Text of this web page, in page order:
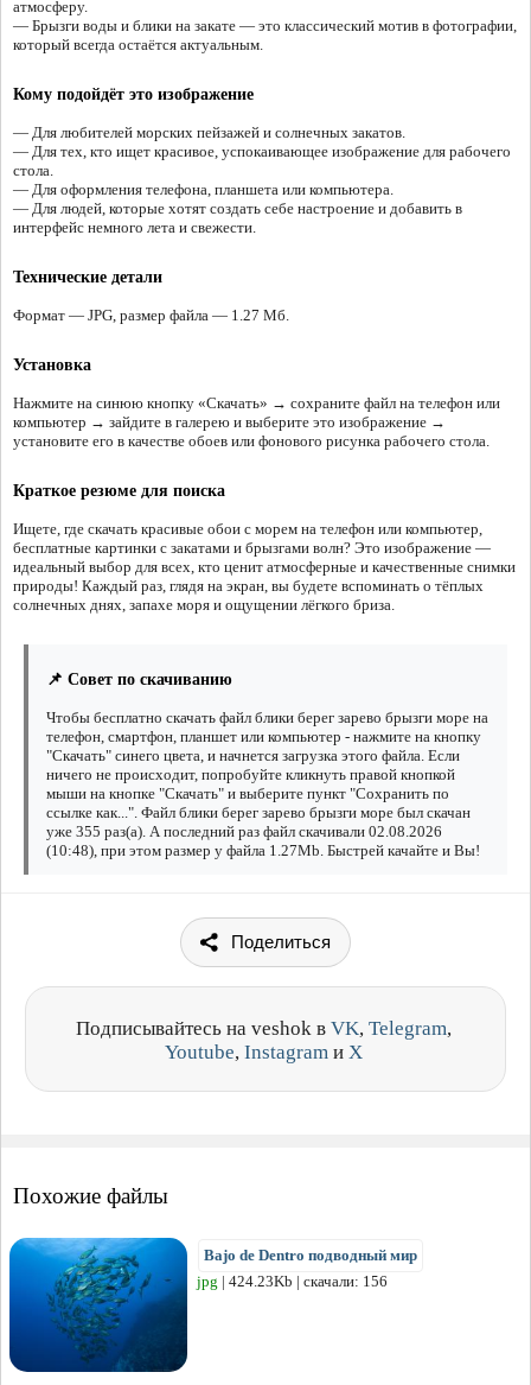
атмосферу.
— Брызги воды и блики на закате — это классический мотив в фотографии,
который всегда остаётся актуальным.
Кому подойдёт это изображение
— Для любителей морских пейзажей и солнечных закатов.
— Для тех, кто ищет красивое, успокаивающее изображение для рабочего
стола.
— Для оформления телефона, планшета или компьютера.
— Для людей, которые хотят создать себе настроение и добавить в
интерфейс немного лета и свежести.
Технические детали
Формат — JPG, размер файла — 1.27 Мб.
Установка
Нажмите на синюю кнопку «Скачать» → сохраните файл на телефон или
компьютер → зайдите в галерею и выберите это изображение →
установите его в качестве обоев или фонового рисунка рабочего стола.
Краткое резюме для поиска
Ищете, где скачать красивые обои с морем на телефон или компьютер,
бесплатные картинки с закатами и брызгами волн? Это изображение —
идеальный выбор для всех, кто ценит атмосферные и качественные снимки
природы! Каждый раз, глядя на экран, вы будете вспоминать о тёплых
солнечных днях, запахе моря и ощущении лёгкого бриза.
📌 Совет по скачиванию
Чтобы бесплатно скачать файл блики берег зарево брызги море на
телефон, смартфон, планшет или компьютер - нажмите на кнопку
"Скачать" синего цвета, и начнется загрузка этого файла. Если
ничего не происходит, попробуйте кликнуть правой кнопкой
мыши на кнопке "Скачать" и выберите пункт "Сохранить по
ссылке как...". Файл блики берег зарево брызги море был скачан
уже 355 раз(а). А последний раз файл скачивали 02.08.2026
(10:48), при этом размер у файла 1.27Mb. Быстрей качайте и Вы!
Поделиться
Подписывайтесь на veshok в VK, Telegram,
Youtube, Instagram и X
Похожие файлы
Bajo de Dentro подводный мир
jpg | 424.23Kb | скачали: 156